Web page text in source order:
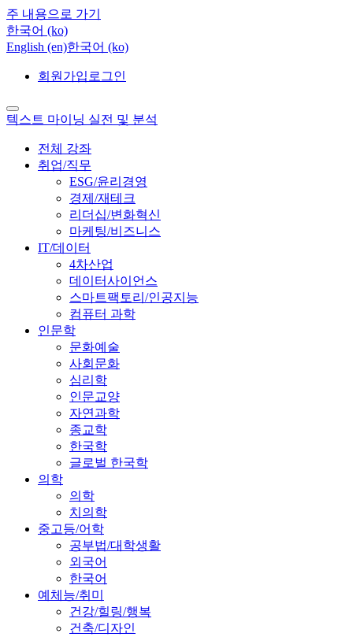
주 내용으로 가기
한국어 ‎(ko)‎
English ‎(en)‎한국어 ‎(ko)‎
회원가입 로그인
텍스트 마이닝 실전 및 분석
전체 강좌
취업/직무
ESG/윤리경영
경제/재테크
리더십/변화혁신
마케팅/비즈니스
IT/데이터
4차산업
데이터사이언스
스마트팩토리/인공지능
컴퓨터 과학
인문학
문화예술
사회문화
심리학
인문교양
자연과학
종교학
한국학
글로벌 한국학
의학
의학
치의학
중고등/어학
공부법/대학생활
외국어
한국어
예체능/취미
건강/힐링/행복
건축/디자인